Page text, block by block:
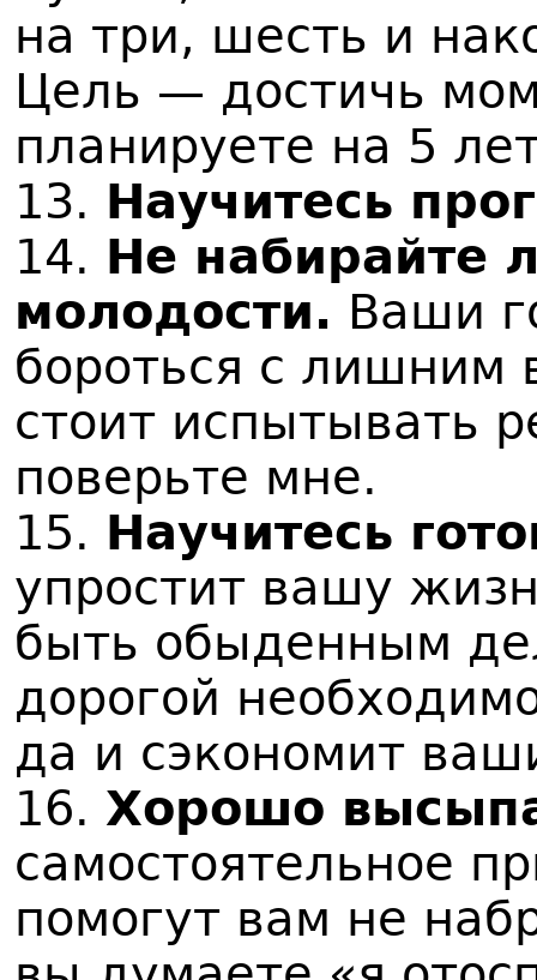
на три, шесть и
Цель — достичь
планируете на 5
13. Научитесь
14. Не набирайте
молодости. Ваши
бороться с лишним
стоит испытывать
поверьте мне.
15. Научитесь
упростит вашу
быть обыденным
дорогой
да и сэкономит
16. Хорошо
самостоятельное
помогут вам не